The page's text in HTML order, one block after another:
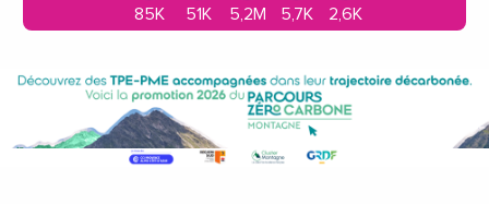
85K 51K 5,2M 5,7K 2,6K